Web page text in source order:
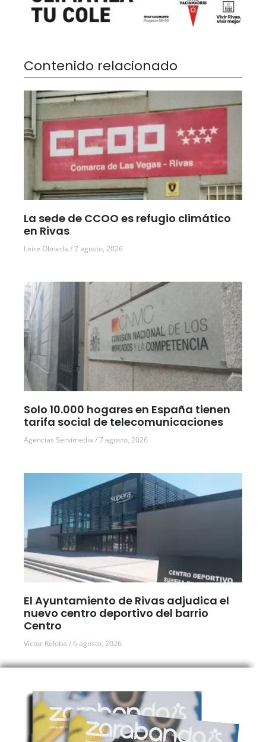
Contenido relacionado
La sede de CCOO es refugio climático
en Rivas
Leire Olmeda 7 agosto, 2026
Solo 10.000 hogares en España tienen
tarifa social de telecomunicaciones
Agencias Servimedia 7 agosto, 2026
El Ayuntamiento de Rivas adjudica el
nuevo centro deportivo del barrio
Centro
Víctor Reloba 6 agosto, 2026